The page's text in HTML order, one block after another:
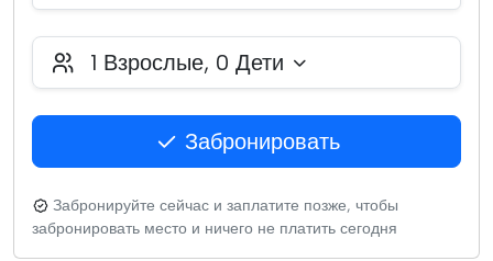
1 Взрослые, 0 Дети
Забронировать
Забронируйте сейчас и заплатите позже, чтобы
забронировать место и ничего не платить сегодня